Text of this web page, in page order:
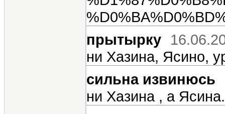
прытырку
ни Хазина, Ясино,
сильна извинюсь
ни Хазина , а